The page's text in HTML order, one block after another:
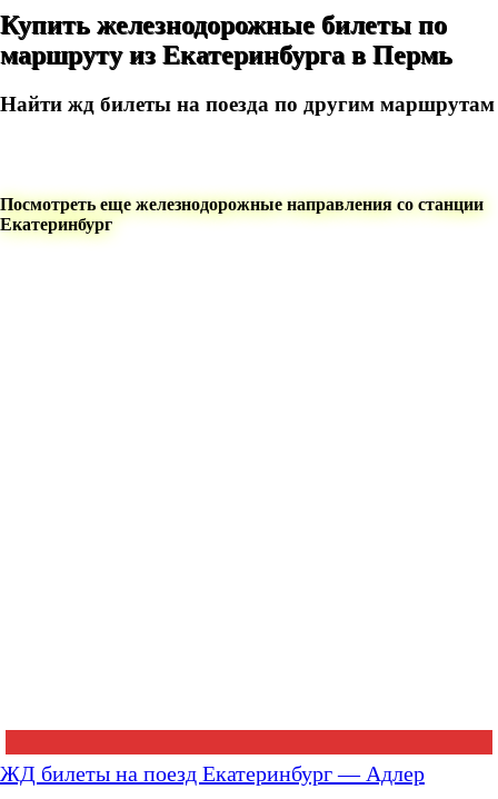
Купить железнодорожные билеты по
маршруту из Екатеринбурга в Пермь
Найти жд билеты на поезда по другим маршрутам
Посмотреть еще железнодорожные направления со станции
Екатеринбург
ЖД билеты на поезд Екатеринбург — Адлер